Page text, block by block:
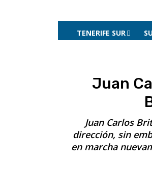
TENERIFE SUR
Juan
Juan Carlos
dirección, sin
en marcha